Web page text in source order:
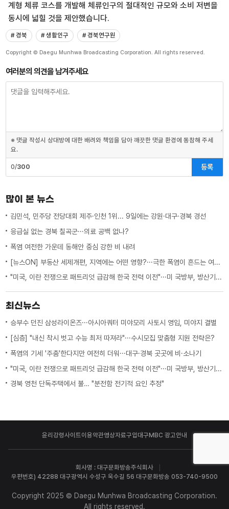
계형 체류 코스를 개발해 체류인구의 절대적인 규모와 소비 저변을
동시에 넓힐 것을 제안했습니다.
# 경북 # 생활인구 # 경북연구원
Copyright © Daegu Munhwa Broadcasting Corporation. All rights reserved.
여러분의 의견을 남겨주세요
※ 댓글 작성시 상대방에 대한 배려와 책임을 담아 깨끗한 댓글 환경에 동참해 주세
요.
0/300 등록
많이 본 뉴스
김민석, 민주당 전당대회 제주·인천 1위... 9일에는 강원·대구·경북 경선
응급실 없는 경북 칠곡군···의료 공백 없나?
폭염 여전한 가운데 동해안 중심 강한 비 내려
[뉴스ON] 부동산 세제개편, 지역에는 어떤 영향?···극한 폭염이 흔드는 여름 일상
"미국, 이란 전쟁으로 패트리엇 급감해 한국 전력 이전"···미 국방부, 방산기업에 "생산 능력 확대 계획 21일까지 제출하라"
최신뉴스
승부수 던진 삼성라이온즈···아시아쿼터 미야모리 사토시 영입, 미야지 결별
[심층] "내신 착시 벗고 수능 최저 따져라"···수시모집 맞춤형 지원 전략은?
폭염의 기세 '주춤'한다지만 여전히 더워···대구·경북 곳곳에 비·소나기
"미국, 이란 전쟁으로 패트리엇 급감해 한국 전력 이전"···미 국방부, 방산기업에 "생산 능력 확대 계획 21일까지 제출하라"
경북 영천 단독주택에서 불… "분전함 전기적 요인 추정"
윤리강령사이트이용약관영상자료구입 대구MBC 광고안내
회사명 : 대구문화방송주식회사
우편번호) 42288 대구광역시 수성구 욱수길 56 대구문화방송 053-740-9500
Copyright 2025 © Daegu Munhwa Broadcasting Corporation.
All rights reserved.